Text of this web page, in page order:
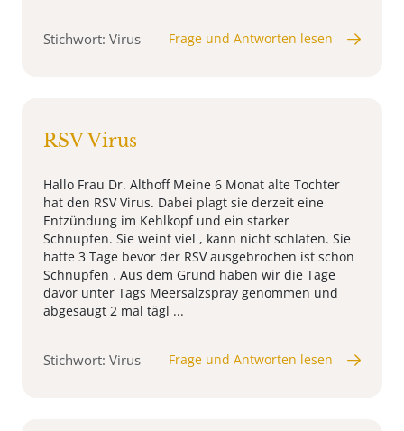
Stichwort: Virus Frage und Antworten lesen
RSV Virus
Hallo Frau Dr. Althoff Meine 6 Monat alte Tochter
hat den RSV Virus. Dabei plagt sie derzeit eine
Entzündung im Kehlkopf und ein starker
Schnupfen. Sie weint viel , kann nicht schlafen. Sie
hatte 3 Tage bevor der RSV ausgebrochen ist schon
Schnupfen . Aus dem Grund haben wir die Tage
davor unter Tags Meersalzspray genommen und
abgesaugt 2 mal tägl ...
Stichwort: Virus Frage und Antworten lesen